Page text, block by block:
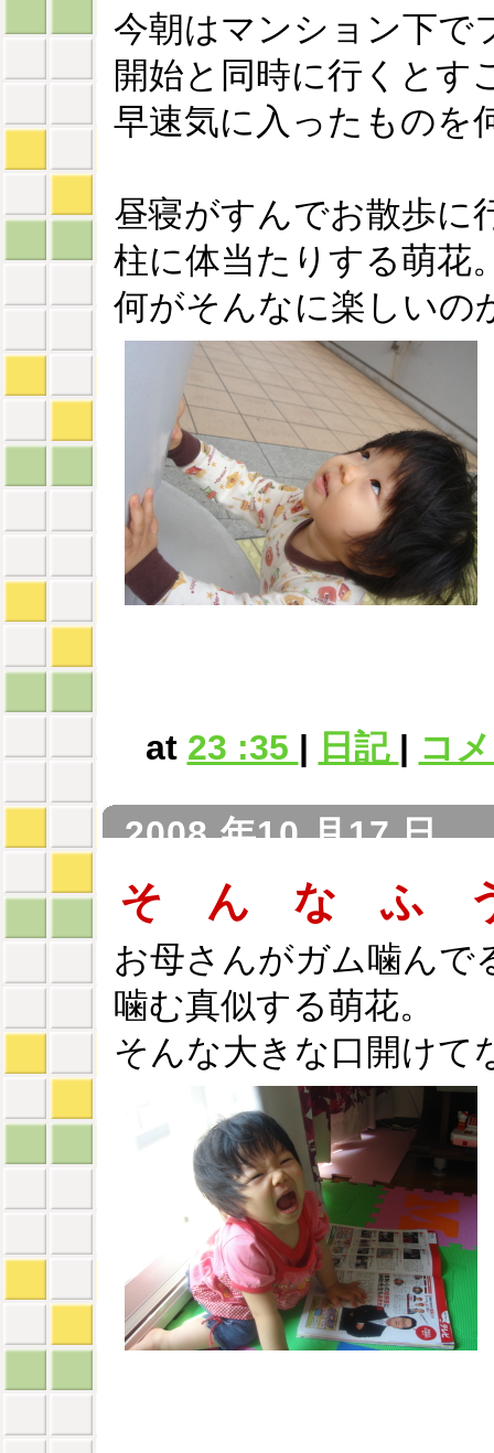
今朝はマンション下で
開始と同時に行くとす
早速気に入ったものを
昼寝がすんでお散歩に
柱に体当たりする萌花
何がそんなに楽しいの
at 23 :35 | 日記 | コ
2008 年10 月17 日
そ ん な ふ
お母さんがガム噛んで
噛む真似する萌花。
そんな大きな口開けて